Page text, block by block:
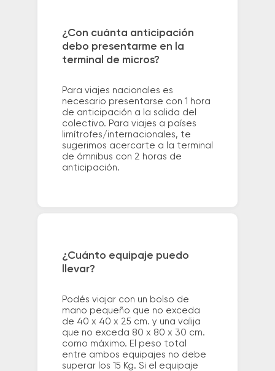
¿Con cuánta anticipación
debo presentarme en la
terminal de micros?
Para viajes nacionales es
necesario presentarse con 1 hora
de anticipación a la salida del
colectivo. Para viajes a países
limítrofes/internacionales, te
sugerimos acercarte a la terminal
de ómnibus con 2 horas de
anticipación.
¿Cuánto equipaje puedo
llevar?
Podés viajar con un bolso de
mano pequeño que no exceda
de 40 x 40 x 25 cm. y una valija
que no exceda 80 x 80 x 30 cm.
como máximo. El peso total
entre ambos equipajes no debe
superar los 15 Kg. Si el equipaje